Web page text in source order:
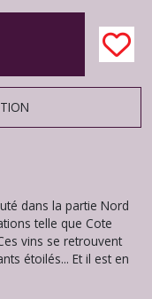
dans la partie Nord
telle que Cote
vins se retrouvent
étoilés... Et il est en